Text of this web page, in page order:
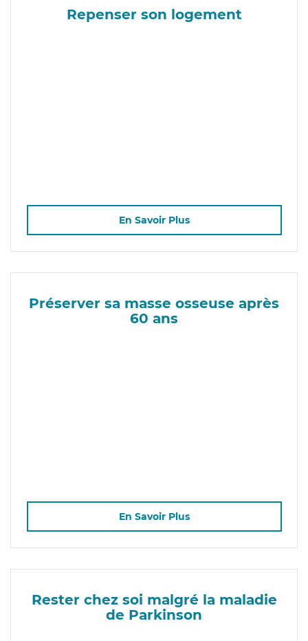
Repenser son logement
En Savoir Plus
Préserver sa masse osseuse après
60 ans
En Savoir Plus
Rester chez soi malgré la maladie
de Parkinson